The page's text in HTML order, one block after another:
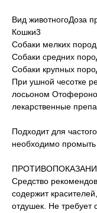
Вид животногоДоза
Кошки3
Собаки мелких
Собаки средних
Собаки крупных
При ушной чесотке
лосьоном
лекарственные
Подходит для
необходимо
Средство
содержит
отдушек. Не требует